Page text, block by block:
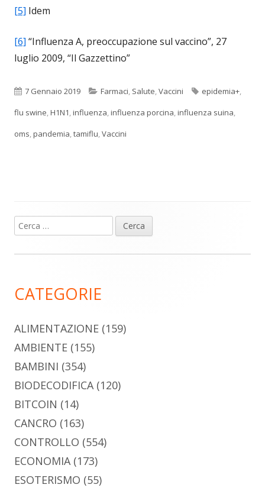
[5] Idem
[6] “Influenza A, preoccupazione sul vaccino”, 27
luglio 2009, “Il Gazzettino”
Pubblicato
7 Gennaio 2019 Categorie
Farmaci, Salute,Vaccini Tag
epidemia+,
flu swine,H1N1,influenza,influenza porcina,influenza suina,
oms,pandemia,tamiflu,Vaccini
Barra
laterale
Ricerca
per:
CATEGORIE
ALIMENTAZIONE (159)
AMBIENTE (155)
BAMBINI (354)
BIODECODIFICA(120)
BITCOIN (14)
CANCRO (163)
CONTROLLO (554)
ECONOMIA(173)
ESOTERISMO (55)